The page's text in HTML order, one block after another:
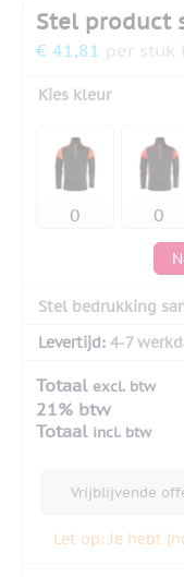
Stel product
€ 41,81 per stuk
Kies kleur
Stel bedrukking
Levertijd: 4-7
Totaal excl. btw
21% btw
Totaal incl. btw
Vrijblijvende
Let op: Je hebt